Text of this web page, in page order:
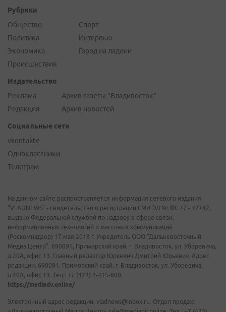
Рубрики
Общество
Политика
Экономика
Происшествия
Спорт
Интервью
Город на ладони
Издательство
Реклама
Редакция
Архив газеты "Владивосток"
Архив новостей
Социальные сети
vkontakte
Одноклассники
Телеграм
На данном сайте распространяется информация сетевого издания
"VLADNEWS" - свидетельство о регистрации СМИ ЭЛ № ФС 77 - 72742,
выдано Федеральной службой по надзору в сфере связи,
информационных технологий и массовых коммуникаций
(Роскомнадзор) 17 мая 2018 г. Учредитель ООО "Дальневосточный
Медиа Центр". 690091, Приморский край, г. Владивосток, ул. Уборевича,
д.20А, офис 13. Главный редактор Юркевич Дмитрий Юрьевич. Адрес
редакции: 690091, Приморский край, г. Владивосток, ул. Уборевича,
д.20А, офис 13. Тел.: +7 (423) 2-415-600.
https://mediadv.online/
Электронный адрес редакции: vladnews@inbox.ru. Отдел продаж